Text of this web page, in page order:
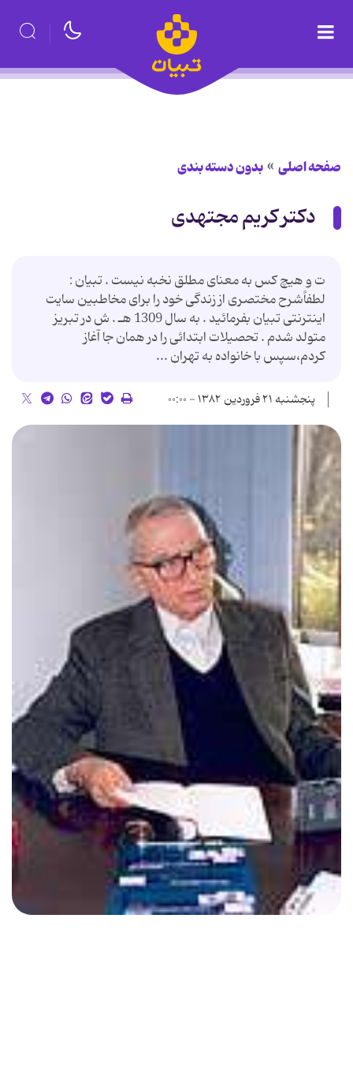
صفحه اصلی بدون دسته بندی
دكتر كریم مجتهدی
ت و هیچ كس به معنای مطلق نخبه نیست . تبیان :
لطفاًشرح مختصری از زندگی خود را برای مخاطبین سایت
اینترنتی تبیان بفرمائید . به سال 1309 هـ . ش در تبریز
متولد شدم . تحصیلات ابتدائی را در همان جا آغاز
كردم،سپس با خانواده به تهران ...
پنجشنبه ۲۱ فروردین ۱۳۸۲ - ۰۰:۰۰